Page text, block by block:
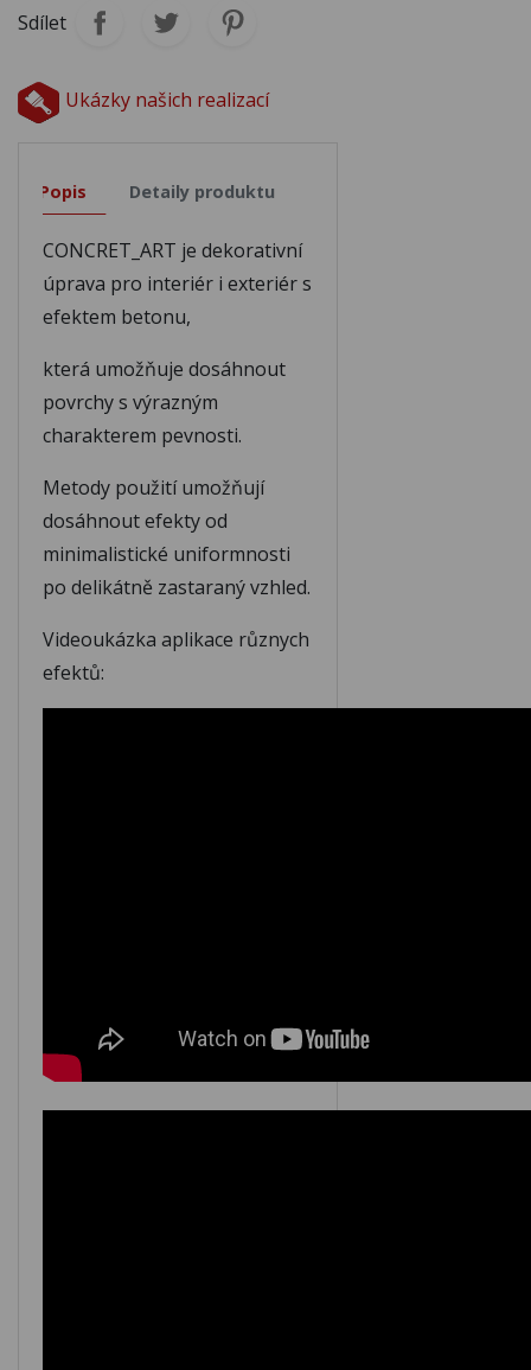
Sdílet
Ukázky našich realizací
Popis Detaily produktu
CONCRET_ART je dekorativní
úprava pro interiér i exteriér s
efektem betonu,
která umožňuje dosáhnout
povrchy s výrazným
charakterem pevnosti.
Metody použití umožňují
dosáhnout efekty od
minimalistické uniformnosti
po delikátně zastaraný vzhled.
Videoukázka aplikace různych
efektů: